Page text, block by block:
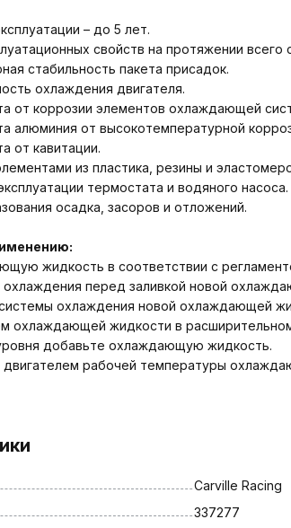
– до 5 лет.
свойств на протяжении всего
стабильность пакета присадок.
охлаждения двигателя.
от коррозии элементов охлаждающей
алюминия от высокотемпературной
от кавитации.
из пластика, резины и
термостата и водяного насоса.
осадка, засоров и отложений.
жидкость в соответствии с
перед заливкой новой
охлаждения новой охлаждающей
охлаждающей жидкости в
добавьте охлаждающую жидкость.
рабочей температуры
Carville Racing
337277